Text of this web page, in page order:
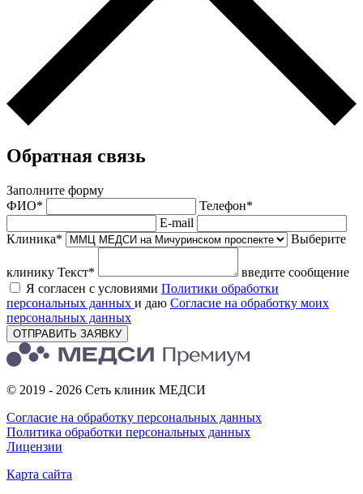
Обратная связь
Заполните форму
ФИО*
Телефон*
E-mail
Клиника*
Выберите
клинику Текст*
введите сообщение
Я согласен с условиями Политики обработки
персональных данных и даю Согласие на обработку моих
персональных данных
ОТПРАВИТЬ ЗАЯВКУ
© 2019 - 2026 Сеть клиник МЕДСИ
Согласие на обработку персональных данных
Политика обработки персональных данных
Лицензии
Карта сайта